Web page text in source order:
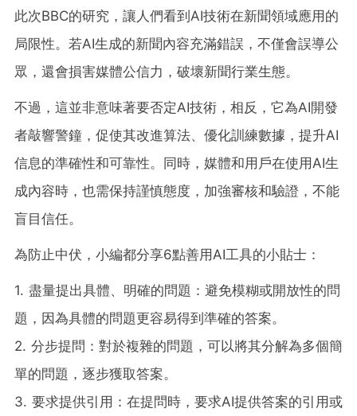
此次BBC的研究，讓人們看到AI技術在新聞領域應用的
局限性。若AI生成的新聞內容充滿錯誤，不僅會誤導公
眾，還會損害媒體公信力，破壞新聞行業生態。
不過，這並非意味著要否定AI技術，相反，它為AI開發
者敲響警鐘，促使其改進算法、優化訓練數據，提升AI
信息的準確性和可靠性。同時，媒體和用戶在使用AI生
成內容時，也需保持謹慎態度，加強審核和驗證，不能
盲目信任。
為防止中伏，小編都分享6點善用AI工具的小貼士：
1. 盡量提出具體、明確的問題：避免模糊或開放性的問
題，因為具體的問題更容易得到準確的答案。
2. 分步提問：對於複雜的問題，可以將其分解為多個簡
單的問題，逐步獲取答案。
3. 要求提供引用：在提問時，要求AI提供答案的引用或